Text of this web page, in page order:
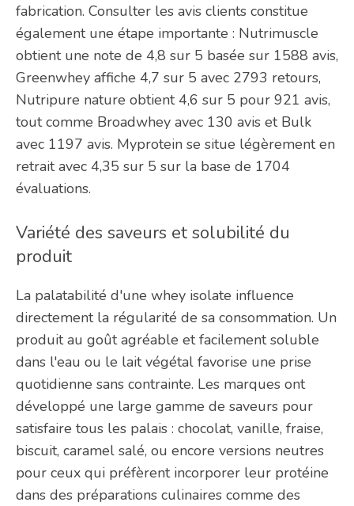
fabrication. Consulter les avis clients constitue
également une étape importante : Nutrimuscle
obtient une note de 4,8 sur 5 basée sur 1588 avis,
Greenwhey affiche 4,7 sur 5 avec 2793 retours,
Nutripure nature obtient 4,6 sur 5 pour 921 avis,
tout comme Broadwhey avec 130 avis et Bulk
avec 1197 avis. Myprotein se situe légèrement en
retrait avec 4,35 sur 5 sur la base de 1704
évaluations.
Variété des saveurs et solubilité du
produit
La palatabilité d'une whey isolate influence
directement la régularité de sa consommation. Un
produit au goût agréable et facilement soluble
dans l'eau ou le lait végétal favorise une prise
quotidienne sans contrainte. Les marques ont
développé une large gamme de saveurs pour
satisfaire tous les palais : chocolat, vanille, fraise,
biscuit, caramel salé, ou encore versions neutres
pour ceux qui préfèrent incorporer leur protéine
dans des préparations culinaires comme des